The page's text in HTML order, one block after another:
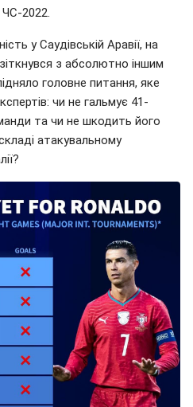
ЧС-2022.
у Саудівській Аравії, на
зіткнувся з абсолютно іншим
головне питання, яке
чи не гальмує 41-
та чи не шкодить його
атакувальному